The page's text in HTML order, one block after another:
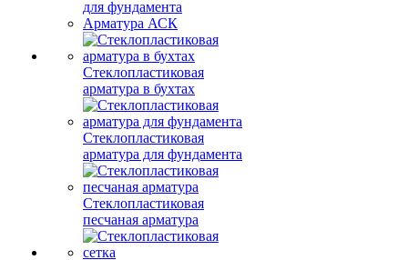
для фундамента
Арматура АСК
Стеклопластиковая
арматура в бухтах
Стеклопластиковая
арматура для фундамента
Стеклопластиковая
песчаная арматура